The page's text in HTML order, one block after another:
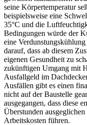
seine Körpertemperatur
beispielsweise eine
35°C und die
Bedingungen würde der
eine
darauf, dass ab diesem
eigenen Gesundheit zu
zukünftigen Umgang mit
Ausfallgeld im
Ausfällen gibt es einen
nicht auf der Baustelle
ausgegangen, dass diese
Überstunden
Arbeitskosten führen.